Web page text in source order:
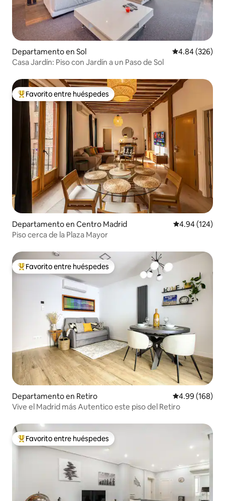
Departamento en Sol Calificación
4.84 (326)
Casa Jardín: Piso con Jardín a un Paso de Sol
De los mejores en Favorito entre huéspedes
Favorito entre huéspedes
Departamento en Centro Madrid Calificación
4.94 (124)
Piso cerca de la Plaza Mayor
De los mejores en Favorito entre huéspedes
Favorito entre huéspedes
Departamento en Retiro Calificación
4.99 (168)
Vive el Madrid más Autentico este piso del Retiro
De los mejores en Favorito entre huéspedes
Favorito entre huéspedes